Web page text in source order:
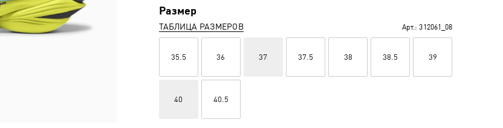
Размер
ТАБЛИЦА РАЗМЕРОВ Арт.: 312061_08
35.5 36 37 37.5 38 38.5 39
40 40.5